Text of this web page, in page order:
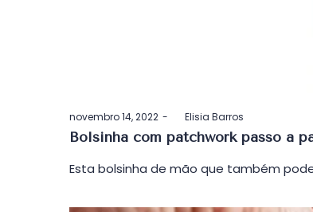
Postado
em
novembro 14, 2022 byElisia Barros
Bolsinha com patchwork passo a
Esta bolsinha de mão que também